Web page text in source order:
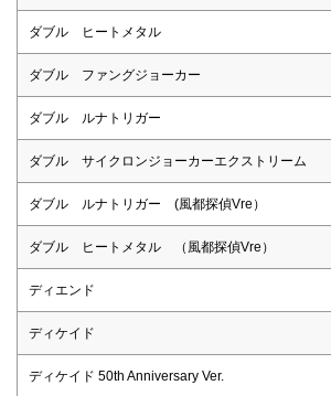
ダブル ヒートメタル
ダブル ファングジョーカー
ダブル ルナトリガー
ダブル サイクロンジョーカーエクストリーム
ダブル ルナトリガー (風都探偵Vre）
ダブル ヒートメタル （風都探偵Vre）
ディエンド
ディケイド
ディケイド 50th Anniversary Ver.